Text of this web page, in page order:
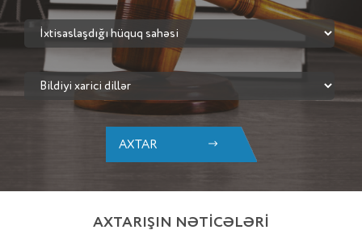
AXTAR
AXTARIŞIN NƏTİCƏLƏRİ